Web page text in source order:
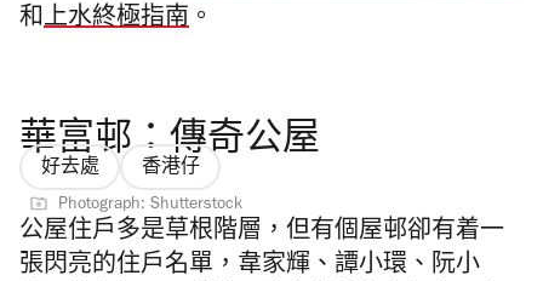
和上水終極指南 。
華富邨：傳奇公屋
好去處 香港仔
Photograph: Shutterstock
公屋住戶多是草根階層，但有個屋邨卻有着一
張閃亮的住戶名單，韋家輝、譚小環、阮小